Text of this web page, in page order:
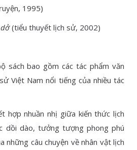
1995)
(tiểu thuyết lịch sử, 2002)
sách bao gồm các tác phẩm văn
Việt Nam nổi tiếng của nhiều tác
hợp nhuần nhị giữa kiến thức lịch
dồi dào, tưởng tượng phong phú
những câu chuyện về nhân vật lịch